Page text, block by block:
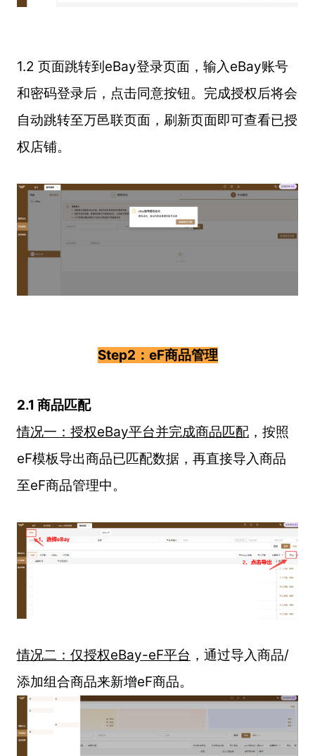
1.2 页面跳转到eBay登录页面，输入eBay账号
和密码登录后，点击同意按钮。完成授权后将会
自动跳转至万邑联页面，刷新页面即可查看已授
权店铺。
Step2：eF商品管理
2.1 商品匹配
情况一：授权eBay平台并完成商品匹配，按照
eF模板导出商品已匹配数据，再直接导入商品
至eF商品管理中。
情况二：仅授权eBay-eF平台 ，通过导入商品/
添加组合商品来新增eF商品。